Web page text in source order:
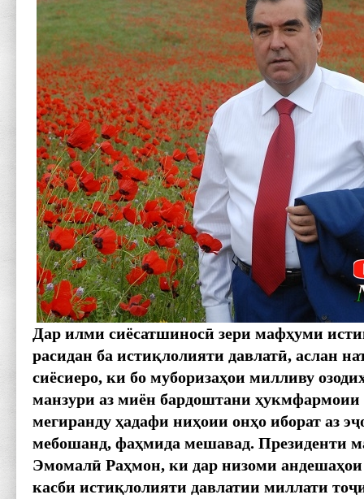
Дар илми сиёсатшиносӣ зери мафҳуми исти
расидан ба истиқлолияти давлатӣ, аслан
сиёсиеро, ки бо муборизаҳои милливу
манзури аз миён бардоштани ҳукмфармоии
мегиранду ҳадафи ниҳоии онҳо иборат аз эҷ
мебошанд, фаҳмида мешавад. Президенти
Эмомалӣ Раҳмон, ки дар низоми андешаҳ
касби истиқлолияти давлатии миллати тоҷ